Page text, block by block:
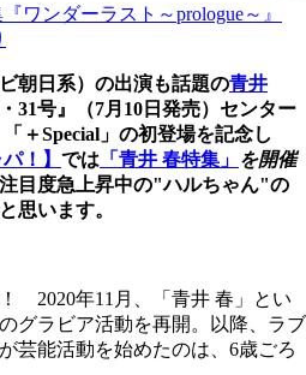
ワンダーラスト～prologue～』
朝日系）の出演も話題の青井
31号』（7月10日発売）センター
＋Special」の初登場を記念し
！】 では 「青井 春特集」 を開催
目度急上昇中の"ハルちゃん"の
思います。
2020年11月、「青井 春」とい
グラビア活動を再開。以降、ラブ
芸能活動を始めたのは、6歳ごろ